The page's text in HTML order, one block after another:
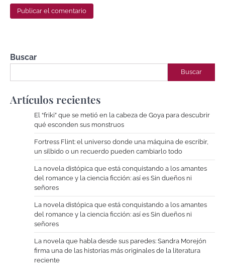
Buscar
Buscar
Artículos recientes
El “friki” que se metió en la cabeza de Goya para descubrir
qué esconden sus monstruos
Fortress Flint: el universo donde una máquina de escribir,
un silbido o un recuerdo pueden cambiarlo todo
La novela distópica que está conquistando a los amantes
del romance y la ciencia ficción: así es Sin dueños ni
señores
La novela distópica que está conquistando a los amantes
del romance y la ciencia ficción: así es Sin dueños ni
señores
La novela que habla desde sus paredes: Sandra Morejón
firma una de las historias más originales de la literatura
reciente